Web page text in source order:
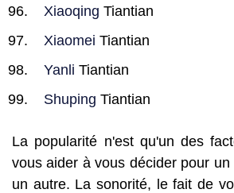
Xiaoqing Tiantian
Xiaomei Tiantian
Yanli Tiantian
Shuping Tiantian
La popularité n'est qu'un des
vous aider à vous décider pour
un autre. La sonorité, le fait de